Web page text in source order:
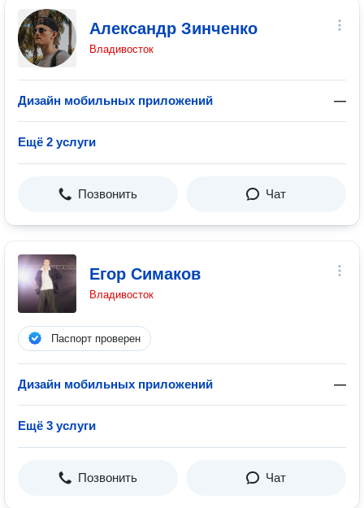
Александр Зинченко
Владивосток
Дизайн мобильных приложений —
Ещё 2 услуги
Позвонить Чат
Егор Симаков
Владивосток
Паспорт проверен
Дизайн мобильных приложений —
Ещё 3 услуги
Позвонить Чат